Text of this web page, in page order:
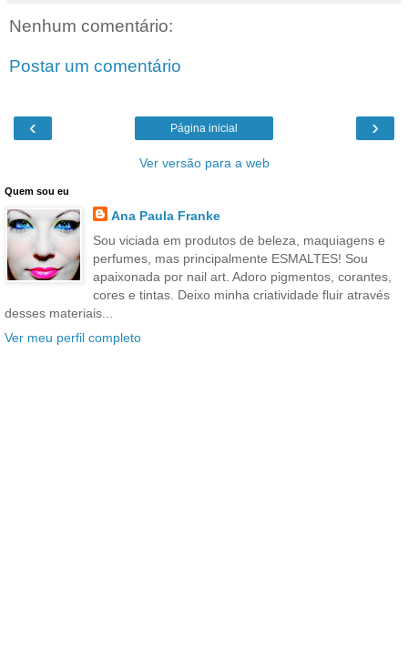
Nenhum comentário:
Postar um comentário
‹ ›
Página inicial
Ver versão para a web
Quem sou eu
Ana Paula Franke
Sou viciada em produtos de beleza, maquiagens e
perfumes, mas principalmente ESMALTES! Sou
apaixonada por nail art. Adoro pigmentos, corantes,
cores e tintas. Deixo minha criatividade fluir através
desses materiais...
Ver meu perfil completo